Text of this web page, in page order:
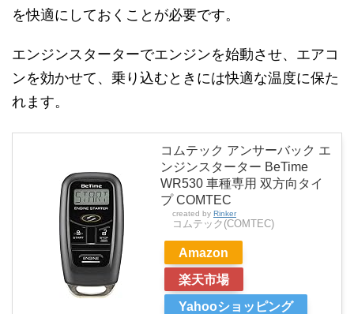
を快適にしておくことが必要です。
エンジンスターターでエンジンを始動させ、エアコ
ンを効かせて、乗り込むときには快適な温度に保た
れます。
コムテック アンサーバック エ
ンジンスターター BeTime
WR530 車種専用 双方向タイ
プ COMTEC
created by Rinker
コムテック(COMTEC)
Amazon
楽天市場
Yahooショッピング